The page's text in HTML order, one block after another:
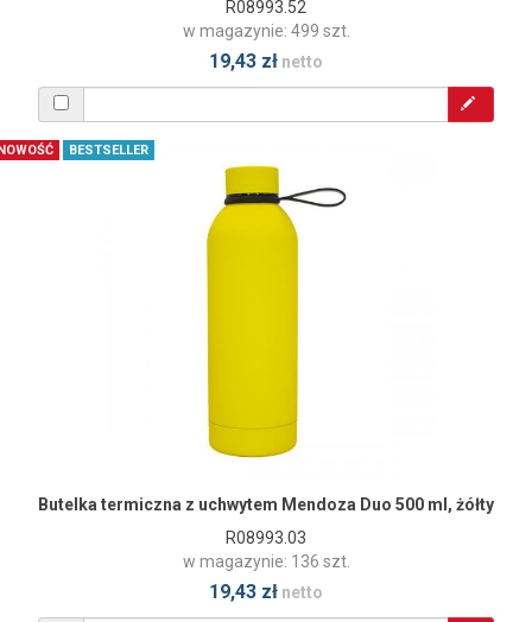
R08993.52
w magazynie: 499 szt.
19,43 zł netto
BESTSELLER
Butelka termiczna z uchwytem Mendoza Duo 500 ml, żółty
R08993.03
w magazynie: 136 szt.
19,43 zł netto